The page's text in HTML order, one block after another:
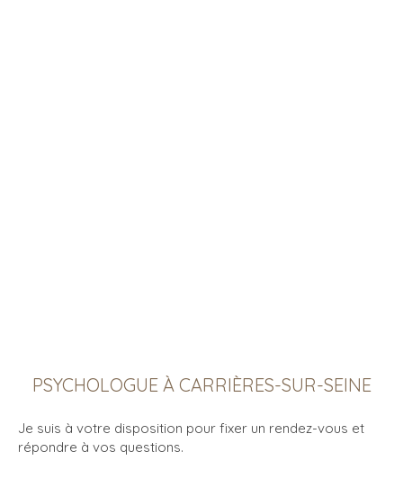
PSYCHOLOGUE À CARRIÈRES-SUR-SEINE
Je suis à votre disposition pour fixer un rendez-vous et
répondre à vos questions.